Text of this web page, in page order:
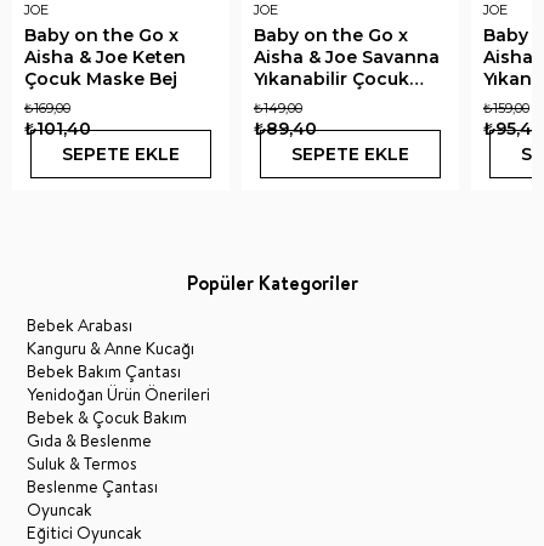
JOE
Baby on the Go x
Aisha & Joe Keten
Çocuk Maske Bej
₺101,40
₺169,00
SEPETE EKLE
JOE
Baby on the Go x
Aisha & Joe Savanna
Yıkanabilir Çocuk
Koton Maske
₺89,40
₺149,00
SEPETE EKLE
JOE
Baby
Aisha
Koton
₺95,40
₺159,00
Popüler Kategoriler
Bebek Arabası
Kanguru & Anne Kucağı
Bebek Bakım Çantası
Yenidoğan Ürün Önerileri
Bebek & Çocuk Bakım
Gıda & Beslenme
Suluk & Termos
Beslenme Çantası
Oyuncak
Eğitici Oyuncak